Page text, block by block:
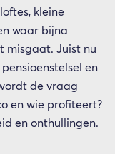
kleine
waar bijna
misgaat. Juist nu
en
de vraag
en wie profiteert?
en onthullingen.